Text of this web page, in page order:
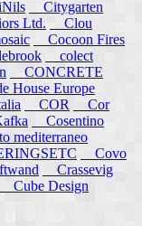
Citygarten
Ltd.
Clou
Cocoon Fires
colect
CONCRETE
House Europe
COR
Cor
Cosentino
mediterraneo
Covo
Crassevig
Cube Design